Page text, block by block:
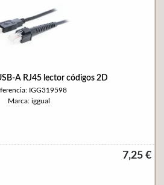
A RJ45 lector códigos 2D
IGG319598
Marca: iggual
7,25 €